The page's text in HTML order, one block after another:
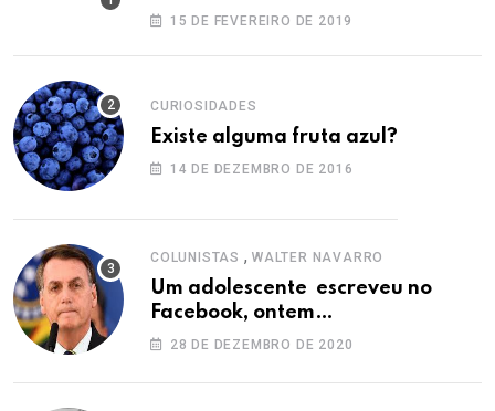
15 DE FEVEREIRO DE 2019
CURIOSIDADES
Existe alguma fruta azul?
14 DE DEZEMBRO DE 2016
COLUNISTAS , WALTER NAVARRO
Um adolescente escreveu no
Facebook, ontem…
28 DE DEZEMBRO DE 2020